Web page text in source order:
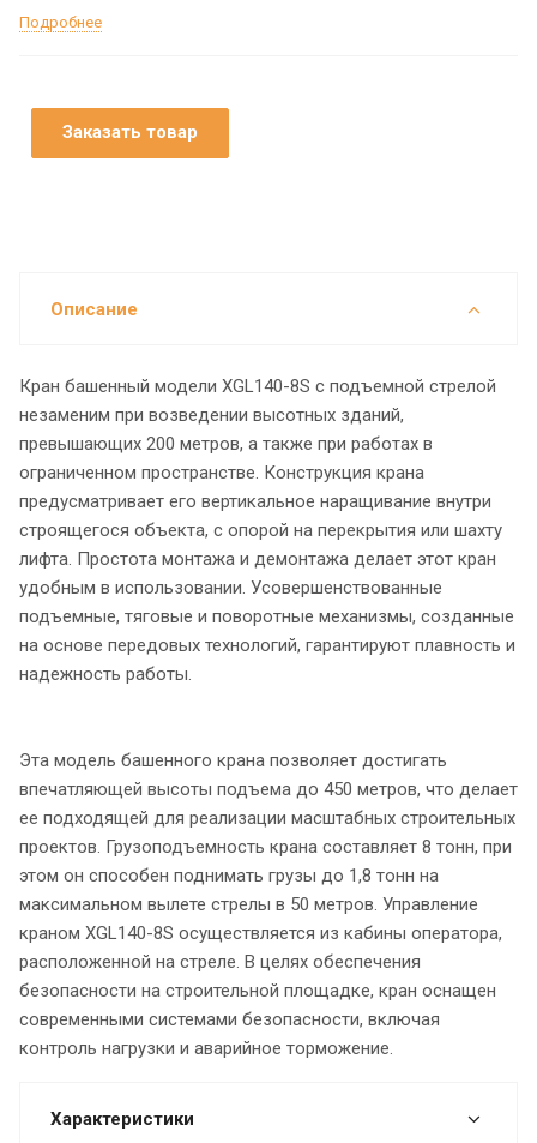
Подробнее
Заказать товар
Описание
Кран башенный модели XGL140-8S с подъемной стрелой
незаменим при возведении высотных зданий,
превышающих 200 метров, а также при работах в
ограниченном пространстве. Конструкция крана
предусматривает его вертикальное наращивание внутри
строящегося объекта, с опорой на перекрытия или шахту
лифта. Простота монтажа и демонтажа делает этот кран
удобным в использовании. Усовершенствованные
подъемные, тяговые и поворотные механизмы, созданные
на основе передовых технологий, гарантируют плавность и
надежность работы.
Эта модель башенного крана позволяет достигать
впечатляющей высоты подъема до 450 метров, что делает
ее подходящей для реализации масштабных строительных
проектов. Грузоподъемность крана составляет 8 тонн, при
этом он способен поднимать грузы до 1,8 тонн на
максимальном вылете стрелы в 50 метров. Управление
краном XGL140-8S осуществляется из кабины оператора,
расположенной на стреле. В целях обеспечения
безопасности на строительной площадке, кран оснащен
современными системами безопасности, включая
контроль нагрузки и аварийное торможение.
Характеристики